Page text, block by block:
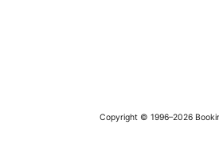
Copyright © 1996–2026